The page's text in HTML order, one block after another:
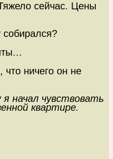
сейчас. Цены
ничего он не
начал чувствовать
квартире.